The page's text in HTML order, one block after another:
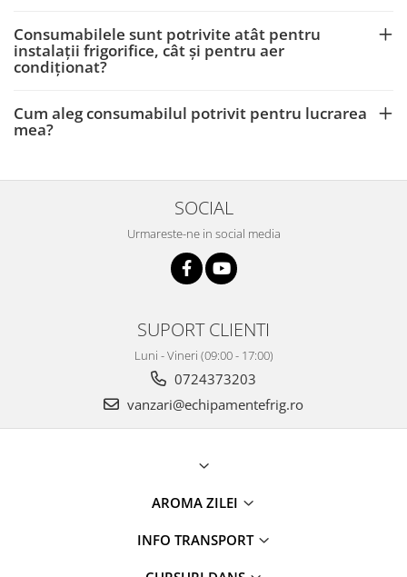
Consumabilele sunt potrivite atât pentru
instalații frigorifice, cât și pentru aer
condiționat?
Cum aleg consumabilul potrivit pentru lucrarea
mea?
SOCIAL
Urmareste-ne in social media
SUPORT CLIENTI
Luni - Vineri (09:00 - 17:00)
0724373203
vanzari@echipamentefrig.ro
AROMA ZILEI
INFO TRANSPORT